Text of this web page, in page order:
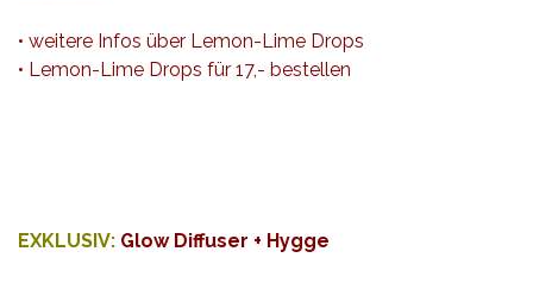
• weitere Infos über Lemon-Lime Drops
• Lemon-Lime Drops für 17,- bestellen
EXKLUSIV: Glow Diffuser + Hygge